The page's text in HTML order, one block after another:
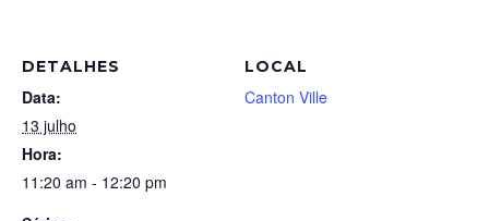
DETALHES
Data:
13 julho
Hora:
11:20 am - 12:20 pm
LOCAL
Canton Ville